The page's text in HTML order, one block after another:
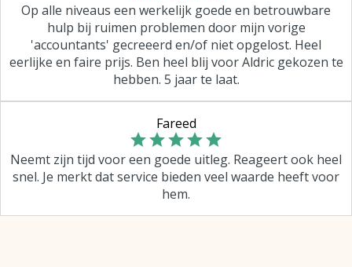
Op alle niveaus een werkelijk goede en betrouwbare
hulp bij ruimen problemen door mijn vorige
'accountants' gecreeerd en/of niet opgelost. Heel
eerlijke en faire prijs. Ben heel blij voor Aldric gekozen te
hebben. 5 jaar te laat.
Fareed
Neemt zijn tijd voor een goede uitleg. Reageert ook heel
snel. Je merkt dat service bieden veel waarde heeft voor
hem.